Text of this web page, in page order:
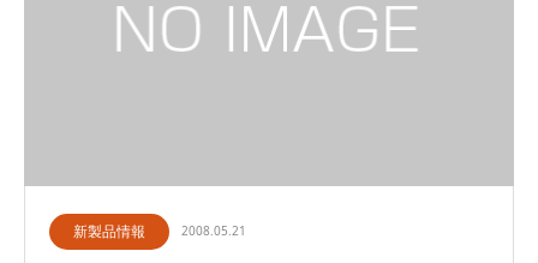
新製品情報 2008.05.21